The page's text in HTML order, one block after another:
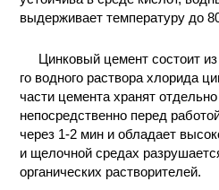
выдерживает температуру до
Цинковый цемент состоит
го водного раствора хлорида
части цемента хранят
непосредственно перед
через 1-2 мин и обладает
и щелочной средах
органических растворителей.